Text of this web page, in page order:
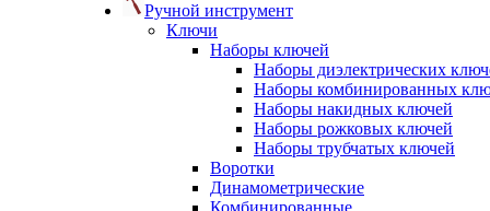
Ручной инструмент
Ключи
Наборы ключей
Наборы диэлектрических
Наборы комбинированных
Наборы накидных ключей
Наборы рожковых ключей
Наборы трубчатых ключей
Воротки
Динамометрические
Комбинированные